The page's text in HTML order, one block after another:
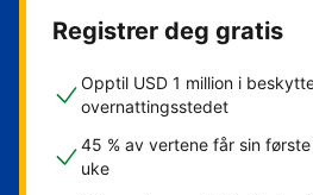
Registrer deg gratis
Opptil USD 1 million i
overnattingsstedet
45 % av vertene får sin
uke